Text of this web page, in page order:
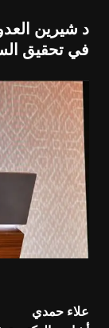
د شيرين
في تحقيق
علاء حمدي